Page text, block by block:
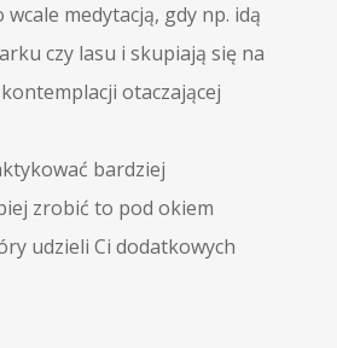
wcale medytacją, gdy np. idą
czy lasu i skupiają się na
kontemplacji otaczającej
bardziej
zrobić to pod okiem
udzieli Ci dodatkowych